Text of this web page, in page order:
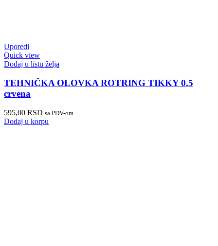
Uporedi
Quick view
Dodaj u listu želja
TEHNIČKA OLOVKA ROTRING TIKKY 0.5
crvena
595,00 RSD sa PDV-om
Dodaj u korpu